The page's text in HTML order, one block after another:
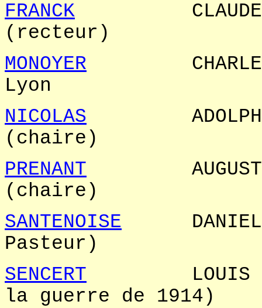
FRANCK
MONOYER
NICOLAS
PRENANT
SANTENOISE
Pasteur)
SENCERT LOUIS
la guerre